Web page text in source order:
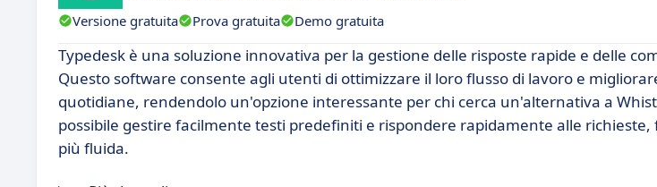
Versione gratuita Prova gratuita Demo gratuita
Typedesk è una soluzione innovativa per la gestione delle risposte rapide e delle
Questo software consente agli utenti di ottimizzare il loro flusso di lavoro e
quotidiane, rendendolo un'opzione interessante per chi cerca un'alternativa a
possibile gestire facilmente testi predefiniti e rispondere rapidamente alle
più fluida.